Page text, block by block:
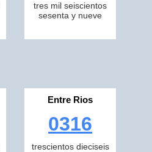
tres mil seiscientos
sesenta y nueve
Entre Rios
0316
trescientos dieciseis